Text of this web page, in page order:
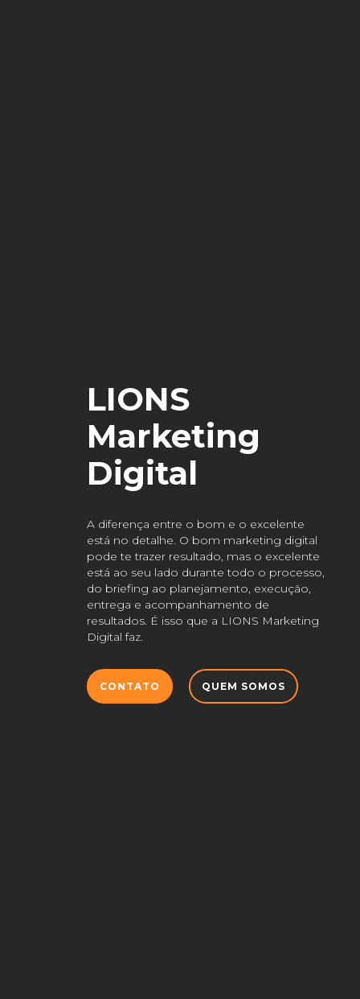
LIONS
Marketing
Digital
A diferença entre o bom e o excelente
está no detalhe. O bom marketing digital
pode te trazer resultado, mas o excelente
está ao seu lado durante todo o processo,
do briefing ao planejamento, execução,
entrega e acompanhamento de
resultados. É isso que a LIONS Marketing
Digital faz.
CONTATO QUEM SOMOS